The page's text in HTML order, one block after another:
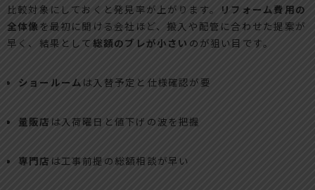
比較対象にしておくと発見率が上がります。
リフォーム費用の
全体像 を最初に聞ける会社ほど、搬入や配管に合わせた提案が
早く、結果として 総額のブレが小さい のが狙い目です。
ショールーム は入替予定と仕様確認が要
量販店 は入荷曜日と値下げの波を把握
専門店 は工事前提の総額相談が早い